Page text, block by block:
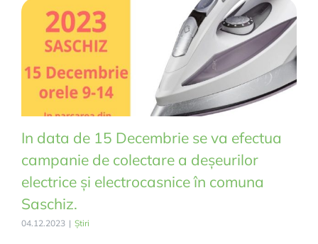
In data de 15 Decembrie se va efectua
campanie de colectare a deșeurilor
electrice și electrocasnice în comuna
Saschiz.
04.12.2023 | Știri